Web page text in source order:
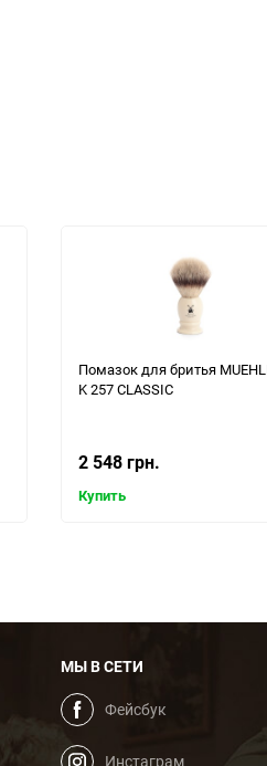
Помазок для бритья
K 257 CLASSIC
2 548 грн.
Купить
МЫ В СЕТИ
Фейсбук
Инстаграм